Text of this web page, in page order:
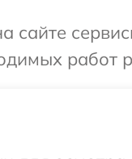
сайте
работ